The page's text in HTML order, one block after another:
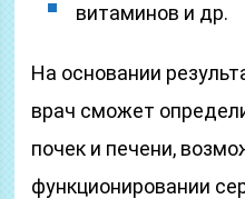
витаминов и др.
На основании
врач сможет
почек и печени,
функционировании